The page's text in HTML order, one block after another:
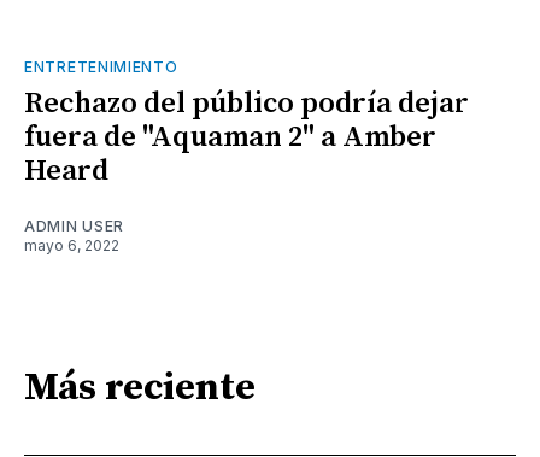
ENTRETENIMIENTO
Rechazo del público podría dejar
fuera de "Aquaman 2" a Amber
Heard
ADMIN USER
mayo 6, 2022
Más reciente